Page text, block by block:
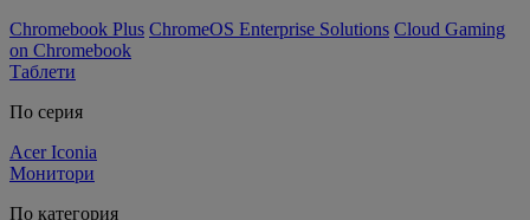
Chromebook Plus ChromeOS Enterprise Solutions Cloud Gaming
on Chromebook
Таблети
По серия
Acer Iconia
Монитори
По категория